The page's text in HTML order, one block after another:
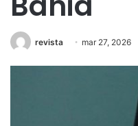
revista mar 27, 2026